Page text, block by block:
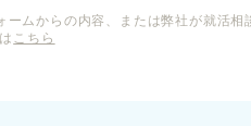
ムからの内容、または弊社が就活
こちら